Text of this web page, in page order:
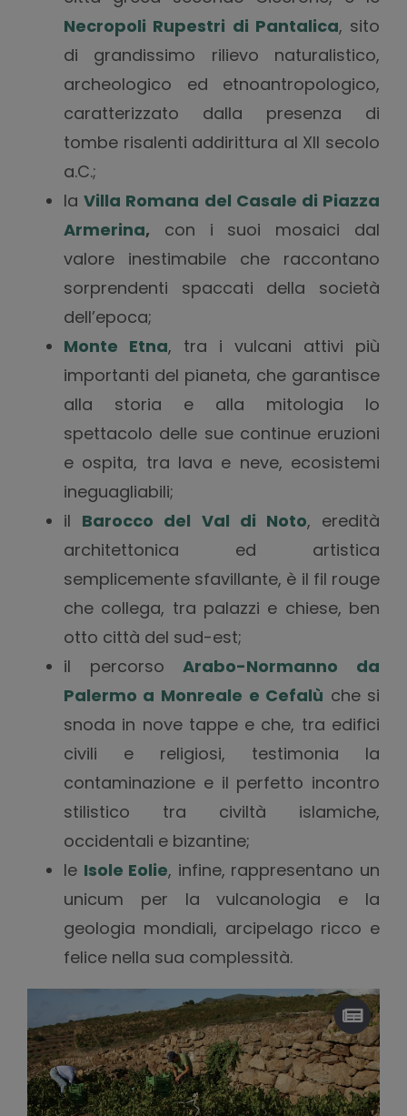
Necropoli Rupestri di Pantalica, sito
di grandissimo rilievo naturalistico,
archeologico ed etnoantropologico,
caratterizzato dalla presenza di
tombe risalenti addirittura al XII secolo
a.C.;
laVilla Romana del Casale di Piazza
Armerina, con i suoi mosaici dal
valore inestimabile che raccontano
sorprendenti spaccati della società
dell’epoca;
Monte Etna, tra i vulcani attivi più
importanti del pianeta, che garantisce
alla storia e alla mitologia lo
spettacolo delle sue continue eruzioni
e ospita, tra lava e neve, ecosistemi
ineguagliabili;
il Barocco del Val di Noto, eredità
architettonica ed artistica
semplicemente sfavillante, è il fil rouge
che collega, tra palazzi e chiese, ben
otto città del sud-est;
il percorsoArabo-Normanno da
Palermo a Monreale e Cefalù che si
snoda in nove tappe e che, tra edifici
civili e religiosi, testimonia la
contaminazione e il perfetto incontro
stilistico tra civiltà islamiche,
occidentali e bizantine;
le Isole Eolie, infine, rappresentano un
unicum per la vulcanologia e la
geologia mondiali, arcipelago ricco e
felice nella sua complessità.